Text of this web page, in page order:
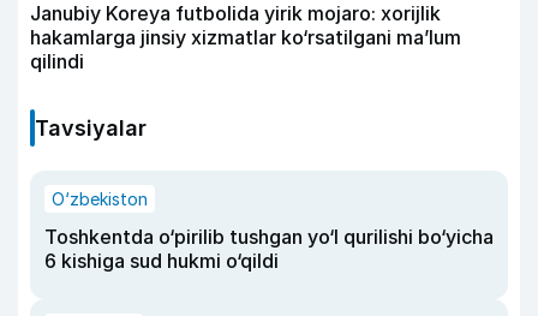
Janubiy Koreya futbolida yirik mojaro: xorijlik
hakamlarga jinsiy xizmatlar ko‘rsatilgani ma’lum
qilindi
Tavsiyalar
O‘zbekiston
Toshkentda o‘pirilib tushgan yo‘l qurilishi bo‘yicha
6 kishiga sud hukmi o‘qildi